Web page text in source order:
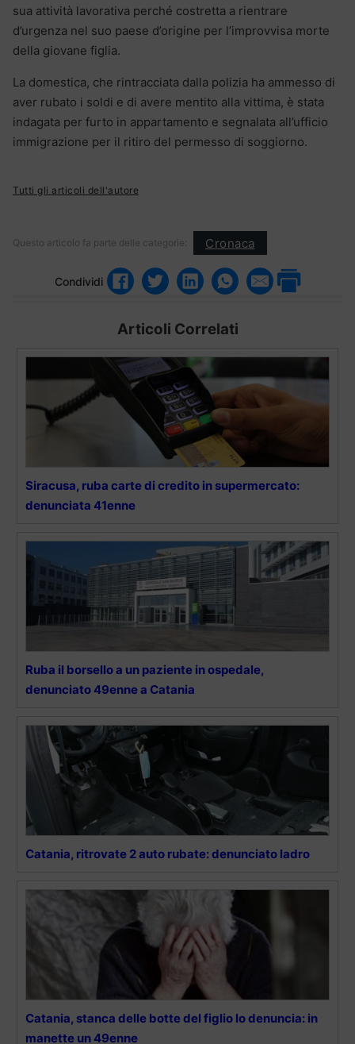
sua attività lavorativa perché costretta a rientrare
d’urgenza nel suo paese d’origine per l’improvvisa morte
della giovane figlia.
La domestica, che rintracciata dalla polizia ha ammesso di
aver rubato i soldi e di avere mentito alla vittima, è stata
indagata per furto in appartamento e segnalata all’ufficio
immigrazione per il ritiro del permesso di soggiorno.
Tutti gli articoli dell'autore
Questo articolo fa parte delle categorie: Cronaca
Condividi
Articoli Correlati
Siracusa, ruba carte di credito in supermercato:
denunciata 41enne
Ruba il borsello a un paziente in ospedale,
denunciato 49enne a Catania
Catania, ritrovate 2 auto rubate: denunciato ladro
Catania, stanca delle botte del figlio lo denuncia: in
manette un 49enne